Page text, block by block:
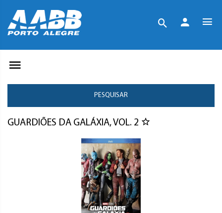
PESQUISAR
GUARDIÕES DA GALÁXIA, VOL. 2